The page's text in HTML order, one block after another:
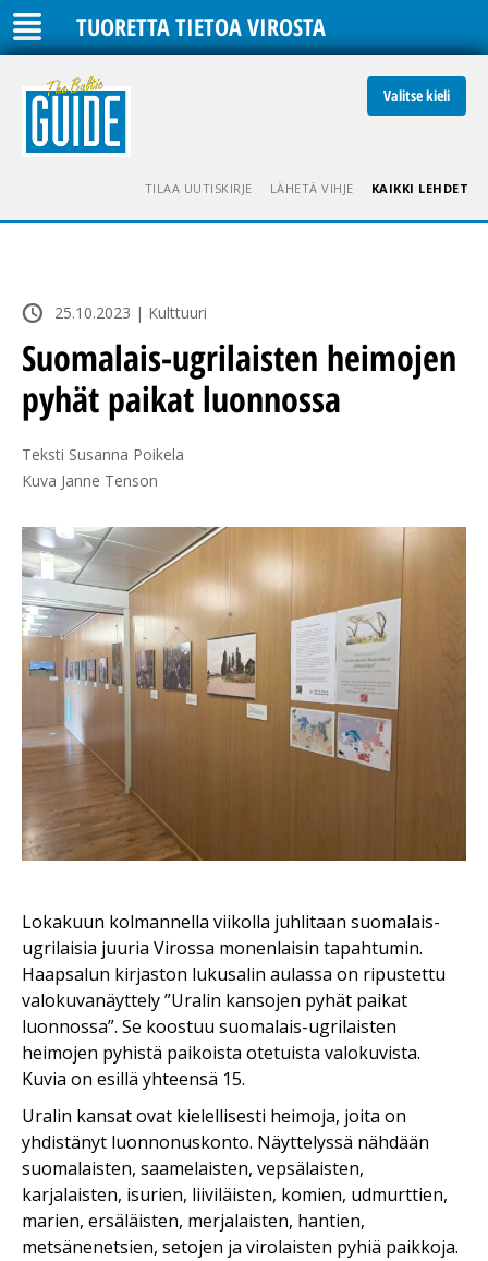
TUORETTA TIETOA VIROSTA
Valitse kieli
TILAA UUTISKIRJE LÄHETÄ VIHJE KAIKKI LEHDET
25.10.2023 | Kulttuuri
Suomalais-ugrilaisten heimojen
pyhät paikat luonnossa
Teksti Susanna Poikela
Kuva Janne Tenson
Lokakuun kolmannella viikolla juhlitaan suomalais-
ugrilaisia juuria Virossa monenlaisin tapahtumin.
Haapsalun kirjaston lukusalin aulassa on ripustettu
valokuvanäyttely ”Uralin kansojen pyhät paikat
luonnossa”. Se koostuu suomalais-ugrilaisten
heimojen pyhistä paikoista otetuista valokuvista.
Kuvia on esillä yhteensä 15.
Uralin kansat ovat kielellisesti heimoja, joita on
yhdistänyt luonnonuskonto. Näyttelyssä nähdään
suomalaisten, saamelaisten, vepsälaisten,
karjalaisten, isurien, liiviläisten, komien, udmurttien,
marien, ersäläisten, merjalaisten, hantien,
metsänenetsien, setojen ja virolaisten pyhiä paikkoja.